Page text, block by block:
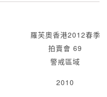
羅芙奧香港2012春季
拍賣會 69
警戒區域
2010